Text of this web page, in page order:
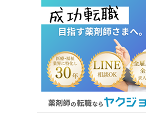
【年収1000万円も可能×土日祝休み】外国人人材
ント業務 【高収入！稼ぐな…続きを見る
提供：上野グル
羽田空港／施設保全サポート年休126日／
／内勤9割／安定性が強みの建コン
株式会社スタッド
交通費支給 昇給あり ミドル活躍中
年収400万円〜620万円
株式会社スタッド ＜羽田空港＞施設保全サポート
残業10H以下／内勤9割／…続きを見る